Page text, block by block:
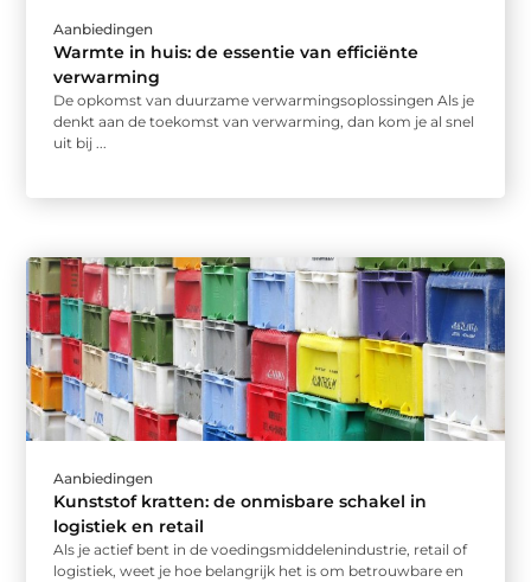
Aanbiedingen
Warmte in huis: de essentie van efficiënte
verwarming
De opkomst van duurzame verwarmingsoplossingen Als je
denkt aan de toekomst van verwarming, dan kom je al snel
uit bij ...
Aanbiedingen
Kunststof kratten: de onmisbare schakel in
logistiek en retail
Als je actief bent in de voedingsmiddelenindustrie, retail of
logistiek, weet je hoe belangrijk het is om betrouwbare en